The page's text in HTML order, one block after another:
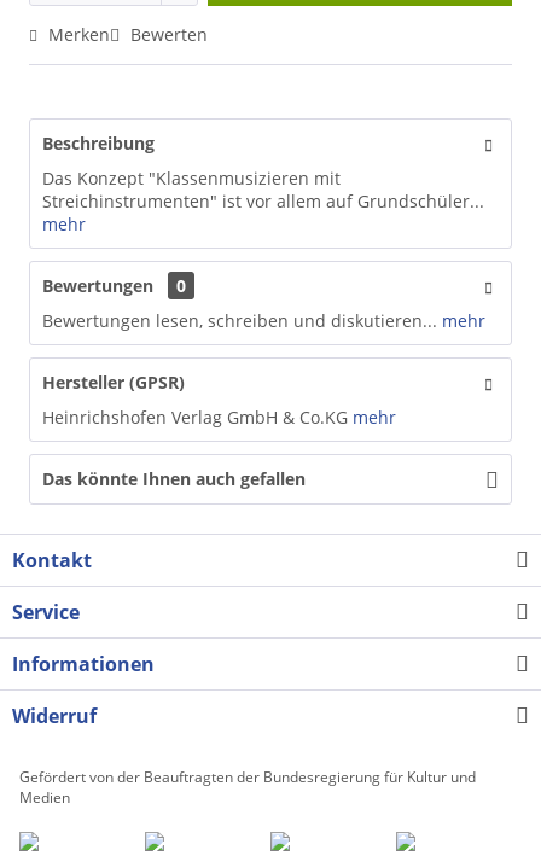
Merken Bewerten
Beschreibung
Das Konzept "Klassenmusizieren mit
Streichinstrumenten" ist vor allem auf Grundschüler...
mehr
Bewertungen
0
Bewertungen lesen, schreiben und diskutieren... mehr
Hersteller (GPSR)
Heinrichshofen Verlag GmbH & Co.KG mehr
Das könnte Ihnen auch gefallen
Kontakt
Service
Informationen
Widerruf
Gefördert von der Beauftragten der Bundesregierung für Kultur und
Medien